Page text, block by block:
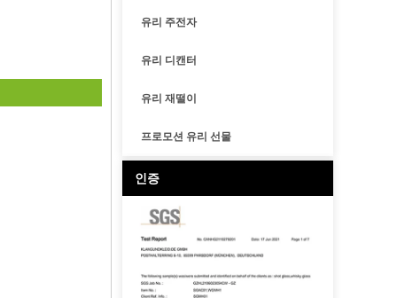
유리 주전자
유리 디캔터
유리 재떨이
프로모션 유리 선물
인증